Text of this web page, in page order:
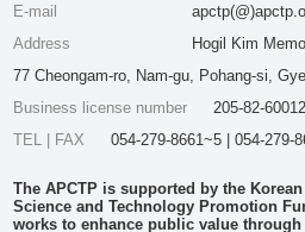
E-mail
Address
Hogil Kim
77 Cheongam-ro, Nam-gu, Pohang-si,
Business license number
205-82-60012
TEL | FAX
054-279-8661~5 | 054-279-
The APCTP is supported by the
Science and Technology Promotion
works to enhance public value